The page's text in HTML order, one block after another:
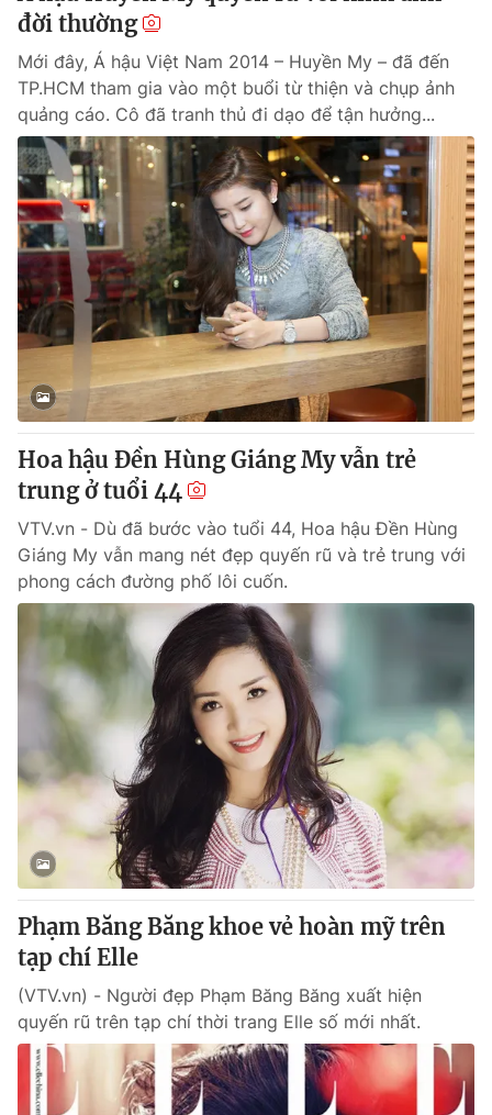
đời thường
Mới đây, Á hậu Việt Nam 2014 – Huyền My – đã đến
TP.HCM tham gia vào một buổi từ thiện và chụp ảnh
quảng cáo. Cô đã tranh thủ đi dạo để tận hưởng...
Hoa hậu Đền Hùng Giáng My vẫn trẻ
trung ở tuổi 44
VTV.vn - Dù đã bước vào tuổi 44, Hoa hậu Đền Hùng
Giáng My vẫn mang nét đẹp quyến rũ và trẻ trung với
phong cách đường phố lôi cuốn.
Phạm Băng Băng khoe vẻ hoàn mỹ trên
tạp chí Elle
(VTV.vn) - Người đẹp Phạm Băng Băng xuất hiện
quyến rũ trên tạp chí thời trang Elle số mới nhất.